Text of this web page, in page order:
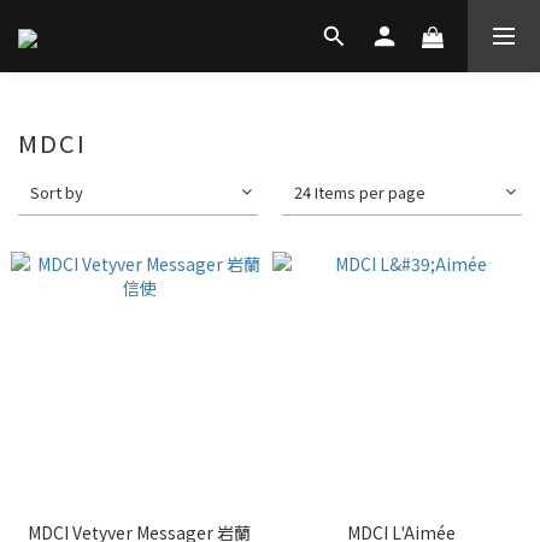
MDCI
Sort by 24 Items per page
MDCI Vetyver Messager 岩蘭
MDCI L'Aimée